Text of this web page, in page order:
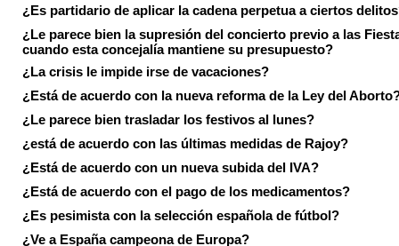
¿Es partidario de aplicar la cadena perpetua a ciertos
¿Le parece bien la supresión del concierto previo a las
cuando esta concejalía mantiene su presupuesto?
¿La crisis le impide irse de vacaciones?
¿Está de acuerdo con la nueva reforma de la Ley del
¿Le parece bien trasladar los festivos al lunes?
¿está de acuerdo con las últimas medidas de Rajoy?
¿Está de acuerdo con un nueva subida del IVA?
¿Está de acuerdo con el pago de los medicamentos?
¿Es pesimista con la selección española de fútbol?
¿Ve a España campeona de Europa?